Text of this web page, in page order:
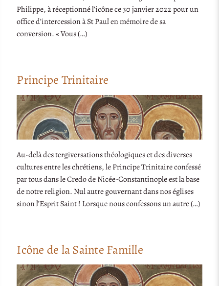
Philippe, à réceptionné l’icône ce 30 janvier 2022 pour un
office d’intercession à St Paul en mémoire de sa
conversion. « Vous (…)
Principe Trinitaire
Au-delà des tergiversations théologiques et des diverses
cultures entre les chrétiens, le Principe Trinitaire confessé
par tous dans le Credo de Nicée-Constantinople est la base
de notre religion. Nul autre gouvernant dans nos églises
sinon l’Esprit Saint ! Lorsque nous confessons un autre (…)
Icône de la Sainte Famille